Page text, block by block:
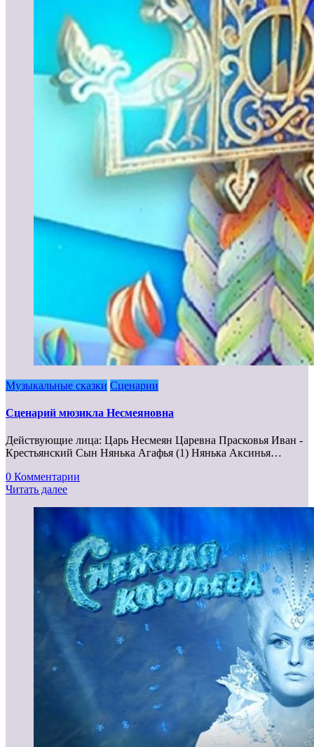
Музыкальные сказки Сценарии
Сценарий мюзикла Несмеяновна
Действующие лица: Царь Несмеян Царевна Прасковья Иван -
Крестьянский Сын Нянька Агафья (1) Нянька Аксинья…
0 Комментарии
Читать далее